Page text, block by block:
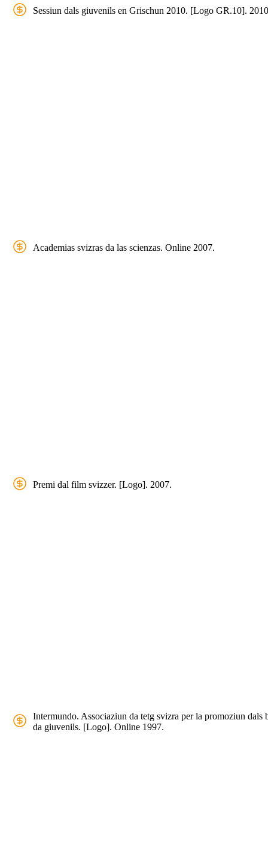
Sessiun dals giuvenils en Grischun 2010. [Logo GR.10].
Academias svizras da las scienzas. Online 2007.
Premi dal film svizzer. [Logo]. 2007.
Intermundo. Associaziun da tetg svizra per la promoziun dals
da giuvenils. [Logo]. Online 1997.